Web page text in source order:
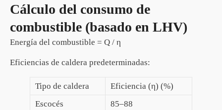
Cálculo del consumo de
combustible (basado en LHV)
Energía del combustible = Q​ / η
Eficiencias de caldera predeterminadas:
Tipo de caldera
Eficiencia (η) (%)
Escocés
85–88